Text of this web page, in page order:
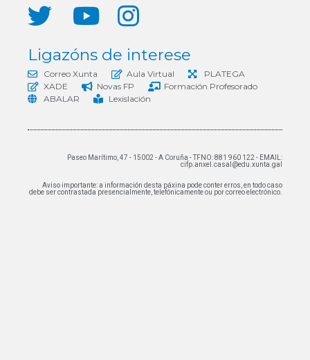
Ligazóns de interese
Correo Xunta Aula Virtual
PLATEGA
XADE
Novas FP
Formación Profesorado
ABALAR
Lexislación
Paseo Marítimo, 47 - 15002 - A Coruña - TFNO: 881 960 122 - EMAIL:
cifp.anxel.casal@edu.xunta.gal
Aviso importante: a información desta páxina pode conter erros, en todo caso
debe ser contrastada presencialmente, telefónicamente ou por correo electrónico.